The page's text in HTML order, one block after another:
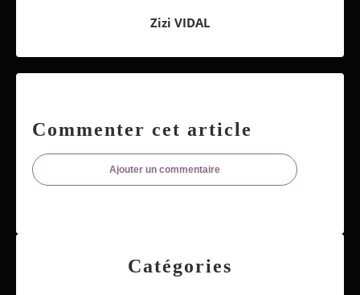
Zizi VIDAL
Commenter cet article
Ajouter un commentaire
Catégories